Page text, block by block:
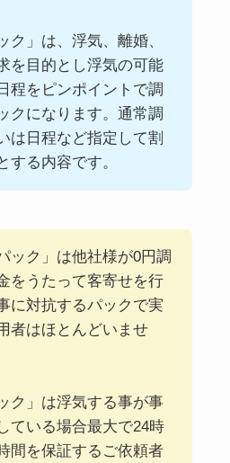
ク」は、浮気、離婚、
を目的とし浮気の可能
程をピンポイントで調
クになります。通常調
は日程など指定して割
する内容です。
ック」は他社様が0円調
をうたって客寄せを行
に対抗するパックで実
者はほとんどいませ
ク」は浮気する事が事
ている場合最大で24時
間を保証するご依頼者